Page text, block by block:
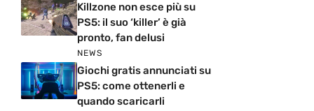
Killzone non esce più su
PS5: il suo ‘killer’ è già
pronto, fan delusi
NEWS
Giochi gratis annunciati su
PS5: come ottenerli e
quando scaricarli